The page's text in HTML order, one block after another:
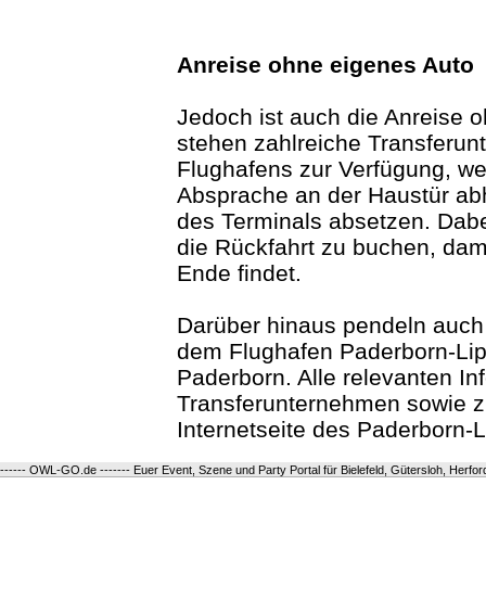
Anreise ohne eigenes Auto
Jedoch ist auch die Anreise
stehen zahlreiche
Flughafens zur Verfügung,
Absprache an der Haustür
des Terminals absetzen.
die Rückfahrt zu buchen,
Ende findet.
Darüber hinaus pendeln
dem Flughafen Paderborn-
Paderborn. Alle relevanten
Transferunternehmen sowie
Internetseite des Paderborn-
------ OWL-GO.de ------- Euer Event, Szene und Party Portal für Bielefeld, Gütersloh,